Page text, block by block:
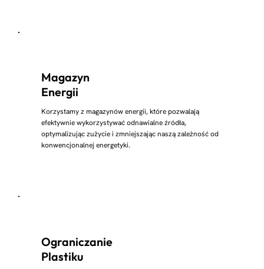
Magazyn
Energii
Korzystamy z magazynów energii, które pozwalają
efektywnie wykorzystywać odnawialne źródła,
optymalizując zużycie i zmniejszając naszą zależność od
konwencjonalnej energetyki.
Ograniczanie
Plastiku